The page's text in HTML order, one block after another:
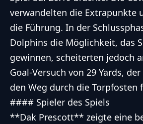
verwandelten die Extrapunkte
die Führung. In der
Dolphins die Möglichkeit, das
gewinnen, scheiterten jedoch
Goal-Versuch von 29 Yards,
den Weg durch die Torpfosten
#### Spieler des Spiels
**Dak Prescott** zeigte eine